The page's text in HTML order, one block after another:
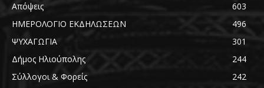
Απόψεις
603
ΗΜΕΡΟΛΟΓΙΟ ΕΚΔΗΛΩΣΕΩΝ
496
ΨΥΧΑΓΩΓΙΑ
301
Δήμος Ηλιούπολης
244
Σύλλογοι & Φορείς
242